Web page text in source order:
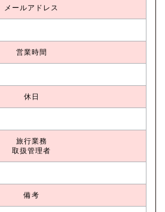
メールアドレス
営業時間
休日
旅行業務
取扱管理者
備考